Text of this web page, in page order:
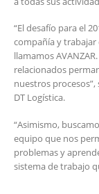
“El desafío para el
compañía y trabajar
llamamos
relacionados
nuestros
DT Logística.
“Asimismo,
equipo que nos
problemas y
sistema de trabajo